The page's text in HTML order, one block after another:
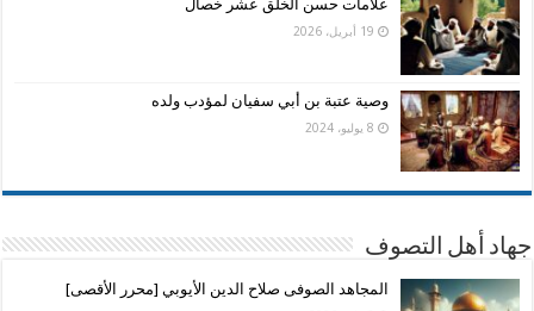
علامات حسن الخلق عشر خصال
19 أبريل، 2026
وصية عتبة بن أبي سفيان لمؤدب ولده
8 يوليو، 2024
جهاد أهل التصوف
المجاهد الصوفى صلاح الدين الأيوبي [محرر الأقصى]